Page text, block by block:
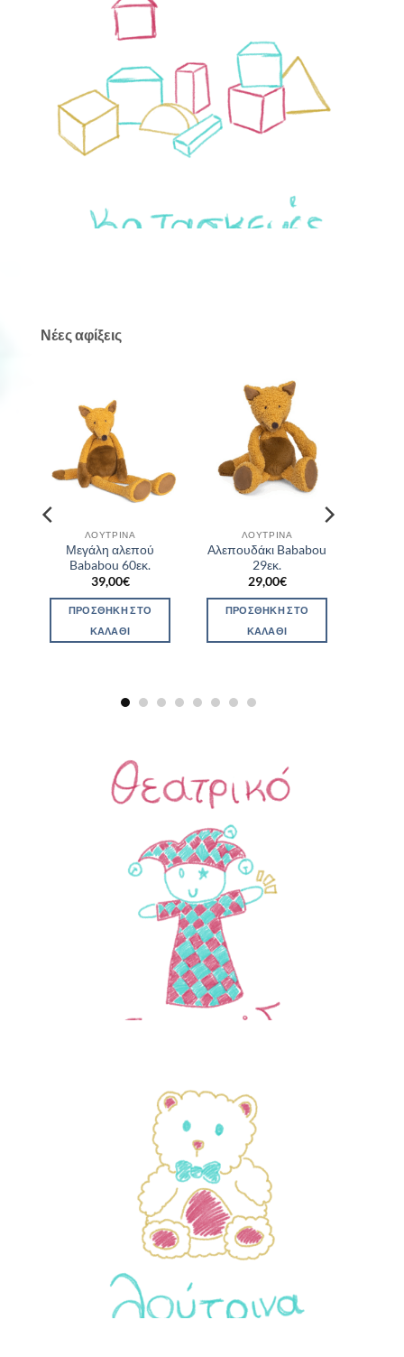
Νέες αφίξεις
ΛΟΎΤΡΙΝΑ
Μεγάλη αλεπού
Bababou 60εκ.
39,00€
ΠΡΟΣΘΉΚΗ ΣΤΟ
ΚΑΛΆΘΙ
ΛΟΎΤΡΙΝΑ
Αλεπουδάκι Bababou
29εκ.
29,00€
ΠΡΟΣΘΉΚΗ ΣΤΟ
ΚΑΛΆΘΙ